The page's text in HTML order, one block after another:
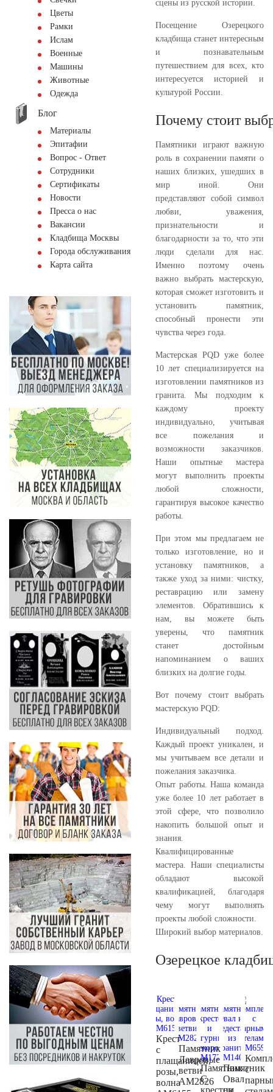
Цветы
Рамки
Ислам
Военные
Машины
Животные
Одежда
Блог
Материалы
Эпитафии
Вопрос - Ответ
Сотрудники
Сертификаты
Новости
Пресса о нас
Вакансии
Кладбища Москвы
Города обслуживания
Карта сайта
сцены из русской истории.
Посещение Озерецкого
кладбища станет интересным
и познавательным
путешествием для всех, кто
интересуется историей и
культурой России.
Почему стоит
Памятники играют важную
роль в сохранении памяти о
наших близких, ушедших в
мир иной. Они
представляют собой символ
любви, уважения,
признательности и
благодарности за то, что эти
люди сделали для нас.
Именно поэтому очень
важно выбрать мастерскую,
которая сможет изготовить и
установить памятник,
способный пронести эти
чувства через года.
Мастерская PQD уже более
10 лет специализируется на
изготовлении памятников из
гранита. Мы подходим к
каждому проекту
индивидуально, учитывая
все пожелания и
возможности заказчиков.
Наши опытные мастера
могут выполнить проекты
любой сложности,
гарантируя высокое качество
работы.
При этом мы предлагаем не
только изготовление, но и
установку памятников, а
также уход за ними: чистку,
реставрацию или замену
элементов. Обратившись к
нам, вы можете быть
уверены, что памятник
станет достойным
напоминанием о ваших
близких на долгие годы.
Вот почему стоит выбрать
мастерскую PQD:
Индивидуальный подход.
Каждый проект уникален, и
мы учитываем все детали и
пожелания заказчика.
Опыт работы. Наша команда
уже более 10 лет работает в
этой сфере, что позволило
накопить большой опыт и
знания.
Квалифицированные
мастера. Наши специалисты
обладают высокой
квалификацией, благодаря
чему могут выполнять
проекты любой сложности.
Широкий выбор материалов.
Озерецкое
Крест
с
плащаницей,
розы,
волна
Памятник
Лавровые
ветви
AM2826
Памятник
С
крестом
Памятник
Овал
на
с